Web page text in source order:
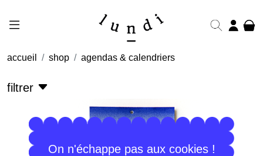
On n'échappe pas aux cookies !
accueil shop agendas & calendriers
filtrer